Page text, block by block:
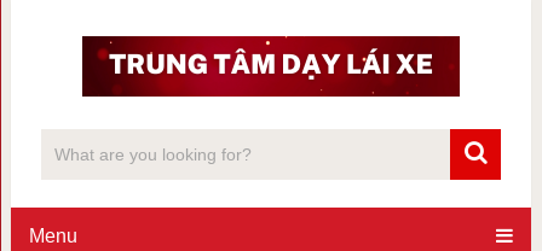
Menu